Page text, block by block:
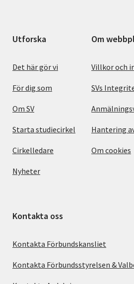
Utforska
Det här gör vi
För dig som
Om SV
Starta studiecirkel
Cirkelledare
Nyheter
Om
Villkor och
SVs
Hantering
Om cookies
Kontakta oss
Kontakta Förbundskansliet
Kontakta Förbundsstyrelsen &